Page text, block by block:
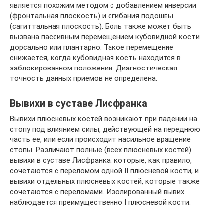
является похожим методом с добавлением инверсии
(фронтальная плоскость) и сгибания подошвы
(сагиттальная плоскость). Боль также может быть
вызвана пассивным перемещением кубовидной кости
дорсально или плантарно. Такое перемещение
снижается, когда кубовидная кость находится в
заблокированном положении. Диагностическая
точность данных приемов не определена.
Вывихи в суставе Лисфранка
Вывихи плюсневых костей возникают при падении на
стопу под влиянием силы, действующей на переднюю
часть ее, или если происходит насильное вращение
стопы. Различают полные (всех плюсневых костей)
вывихи в суставе Лисфранка, которые, как правило,
сочетаются с переломом одной II плюсневой кости, и
вывихи отдельных плюсневых костей, которые также
сочетаются с переломами. Изолированный вывих
наблюдается преимущественно I плюсневой кости.